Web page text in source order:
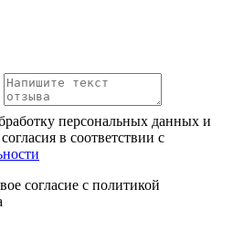
персональных данных и
в соответствии с
согласие с политикой